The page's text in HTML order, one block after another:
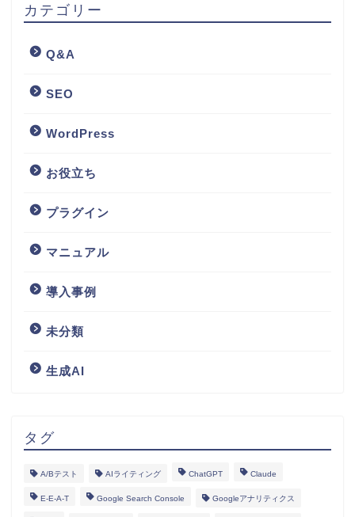
カテゴリー
Q&A
SEO
WordPress
お役立ち
プラグイン
マニュアル
導入事例
未分類
生成AI
タグ
A/Bテスト AIライティング ChatGPT Claude
E-E-A-T Google Search Console Googleアナリティクス